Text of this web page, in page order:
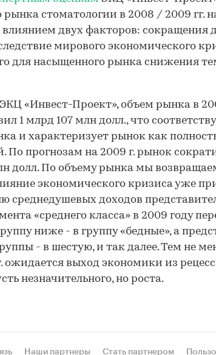
рынка стоматологии в 2008 / 2009 гг.
двух факторов: сокращения
мирового экономического
для насыщенного рынка снижения
«Инвест-Проект», объем рынка в
1 млрд 107 млн долл., что
и характеризует рынок как
По прогнозам на 2009 г. рынок
долл. По объему рынка мы
экономического кризиса уже
среднедушевых доходов
«среднего класса» в 2009 году
ниже - в группу «бедные», а
- в шестую, и так далее. Тем не
ожидается выход экономики из
незначительного, но роста.
Наши партнеры Стать партнером